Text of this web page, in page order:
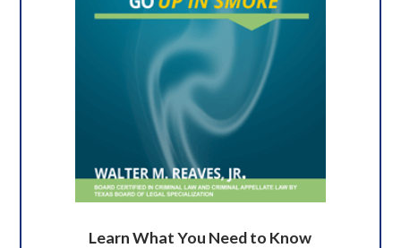
Learn What You Need to Know